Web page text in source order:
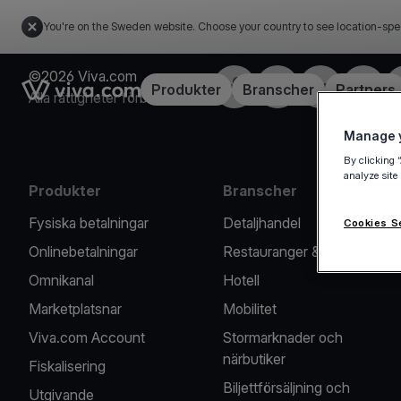
You're on the Sweden website. Choose your country to see location-
Link to the homepageProdukter Branscher Partners
©2026 Viva.com
Alla rättigheter förbehållna
Facebook
X LinkedIn
Produkter
Fysiska betalningar
Onlinebetalningar
Omnikanal
Marketplatsnar
Viva.com Account
Fiskalisering
Utgivande
Branscher
Detaljhandel
Restauranger & Caféer
Hotell
Mobilitet
Stormarknader och
närbutiker
Biljettförsäljning och
Manage
By clicking
analyze
Cookies